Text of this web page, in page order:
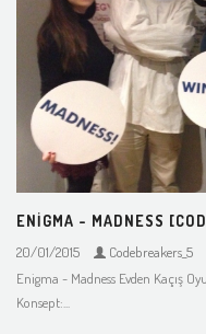
ENIGMA - MADNESS
20/01/2015
Codebreakers_5
Enigma - Madness Evden Kaçış
Konsept:...